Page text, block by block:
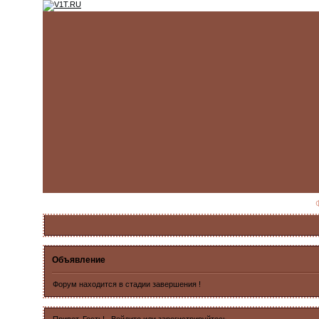
Объявление
Форум находится в стадии завершения !